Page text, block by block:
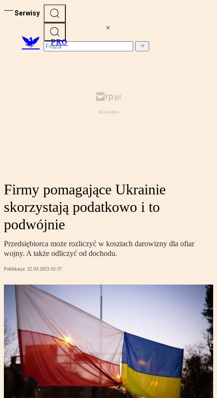
Serwisy
PRO
Firmy pomagające Ukrainie
skorzystają podatkowo i to
podwójnie
Przedsiębiorca może rozliczyć w kosztach darowizny dla ofiar
wojny. A także odliczyć od dochodu.
Publikacja: 22.03.2023 02:37